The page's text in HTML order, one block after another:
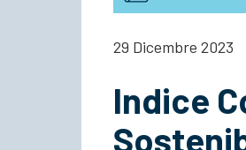
29 Dicembre 2023
Indice